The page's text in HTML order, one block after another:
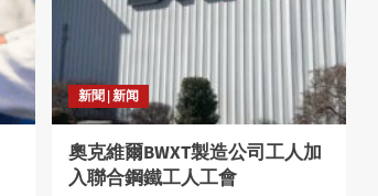
新聞 | 新闻
奧克維爾BWXT製造公司工人加
入聯合鋼鐵工人工會